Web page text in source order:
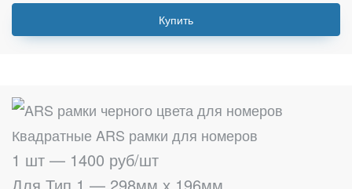
Купить
Квадратные ARS рамки для номеров
1 шт — 1400 руб/шт